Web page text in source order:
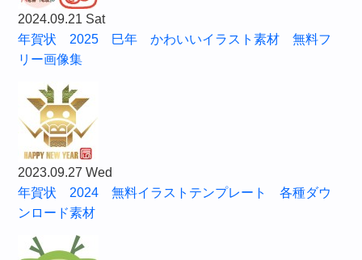
2024.09.21 Sat
年賀状 2025 巳年 かわいいイラスト素材 無料フ
リー画像集
2023.09.27 Wed
年賀状 2024 無料イラストテンプレート 各種ダウ
ンロード素材